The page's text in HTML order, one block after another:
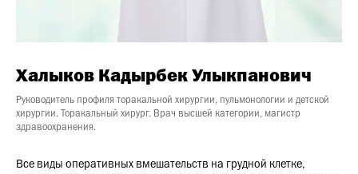
Халыков Кадырбек Улыкпанович
Руководитель профиля торакальной хирургии, пульмонологии и детской
хирургии. Торакальный хирург. Врач высшей категории, магистр
здравоохранения.
Все виды оперативных вмешательств на грудной клетке,